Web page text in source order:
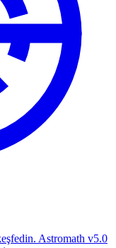
Astromath v5.0